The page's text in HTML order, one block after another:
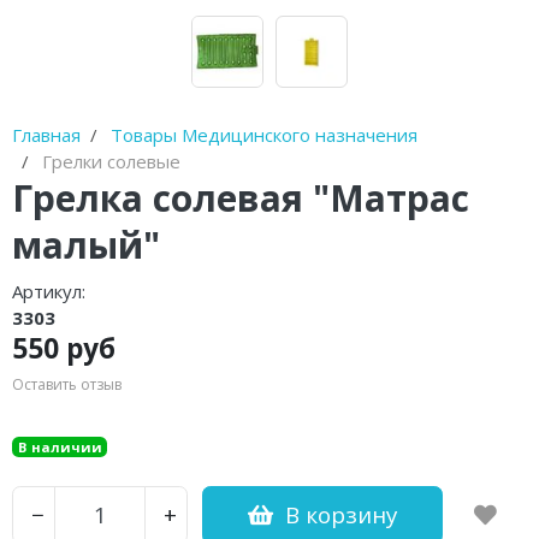
Главная
Товары Медицинского назначения
Грелки солевые
Грелка солевая "Матрас
малый"
Артикул:
3303
550 руб
Оставить отзыв
В наличии
− + В корзину
Диски балансировочные
Очистители полости рта
Устройства от храпа
Молокоотсосы
Спринцовки
Фототерапевтические аппараты
Пульсоксиметры
Устройства для стерилизации и
обработки
Баллон-нагнетатель